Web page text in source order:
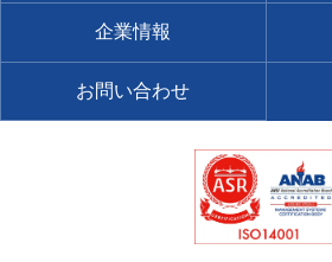
企業情報
お問い合わせ